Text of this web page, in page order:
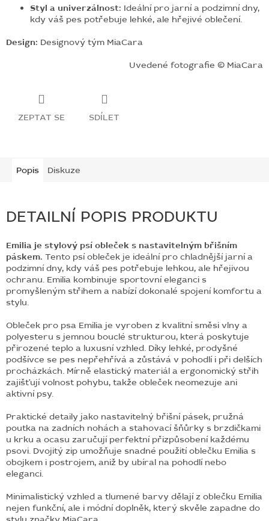
Styl a univerzálnost: Ideální pro jarní a podzimní dny,
kdy váš pes potřebuje lehké, ale hřejivé oblečení.
Design: Designový tým MiaCara
Uvedené fotografie © MiaCara
ZEPTAT SE SDÍLET
Popis Diskuze
DETAILNÍ POPIS PRODUKTU
Emilia je stylový psí obleček s nastavitelným břišním
páskem. Tento psí obleček je ideální pro chladnější jarní a
podzimní dny, kdy váš pes potřebuje lehkou, ale hřejivou
ochranu. Emilia kombinuje sportovní eleganci s
promyšleným střihem a nabízí dokonalé spojení komfortu a
stylu.
Obleček pro psa Emilia je vyroben z kvalitní směsi vlny a
polyesteru s jemnou bouclé strukturou, která poskytuje
přirozené teplo a luxusní vzhled. Díky lehké, prodyšné
podšívce se pes nepřehřívá a zůstává v pohodlí i při delších
procházkách. Mírně elastický materiál a ergonomický střih
zajišťují volnost pohybu, takže obleček neomezuje ani
aktivní psy.
Praktické detaily jako nastavitelný břišní pásek, pružná
poutka na zadních nohách a stahovací šňůrky s brzdičkami
u krku a ocasu zaručují perfektní přizpůsobení každému
psovi. Dvojitý zip umožňuje snadné použití oblečku Emilia s
obojkem i postrojem, aniž by ubíral na pohodlí nebo
eleganci.
Minimalistický vzhled a tlumené barvy dělají z oblečku Emilia
nejen funkční, ale i módní doplněk, který skvěle zapadne do